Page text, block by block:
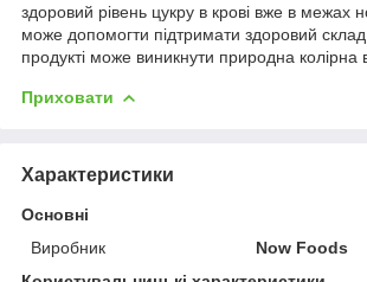
здоровий рівень цукру в крові вже в межах
може допомогти підтримати здоровий
продукті може виникнути природна колірна
Приховати
Характеристики
Основні
Виробник
Now Foods